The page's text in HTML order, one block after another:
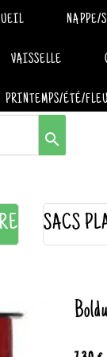
NAPPE/
VAISSELLE
PRINTEMPS/ÉTÉ/
search
SACS